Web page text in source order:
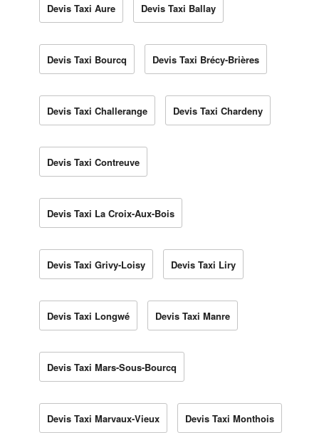
Devis Taxi Aure Devis Taxi Ballay
Devis Taxi Bourcq Devis Taxi Brécy-Brières
Devis Taxi Challerange Devis Taxi Chardeny
Devis Taxi Contreuve
Devis Taxi La Croix-Aux-Bois
Devis Taxi Grivy-Loisy Devis Taxi Liry
Devis Taxi Longwé Devis Taxi Manre
Devis Taxi Mars-Sous-Bourcq
Devis Taxi Marvaux-Vieux Devis Taxi Monthois